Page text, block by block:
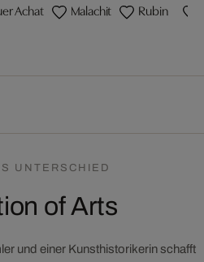
Achat Malachit Rubin
UNTERSCHIED
of Arts
und einer Kunsthistorikerin schafft